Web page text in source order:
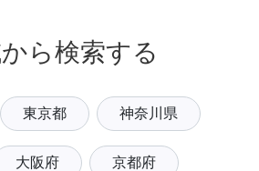
ら検索する
東京都 神奈川県
大阪府 京都府